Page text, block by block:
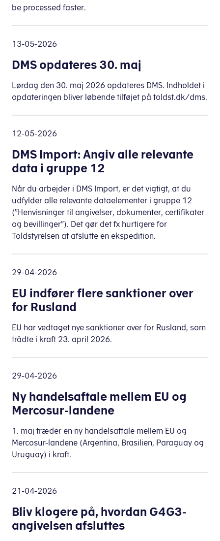
be processed faster.
13-05-2026
DMS opdateres 30. maj
Lørdag den 30. maj 2026 opdateres DMS. Indholdet i
opdateringen bliver løbende tilføjet på toldst.dk/dms.
12-05-2026
DMS Import: Angiv alle relevante
data i gruppe 12
Når du arbejder i DMS Import, er det vigtigt, at du
udfylder alle relevante dataelementer i gruppe 12
(”Henvisninger til angivelser, dokumenter, certifikater
og bevillinger”). Det gør det fx hurtigere for
Toldstyrelsen at afslutte en ekspedition.
29-04-2026
EU indfører flere sanktioner over
for Rusland
EU har vedtaget nye sanktioner over for Rusland, som
trådte i kraft 23. april 2026.
29-04-2026
Ny handelsaftale mellem EU og
Mercosur-landene
1. maj træder en ny handelsaftale mellem EU og
Mercosur-landene (Argentina, Brasilien, Paraguay og
Uruguay) i kraft.
21-04-2026
Bliv klogere på, hvordan G4G3-
angivelsen afsluttes